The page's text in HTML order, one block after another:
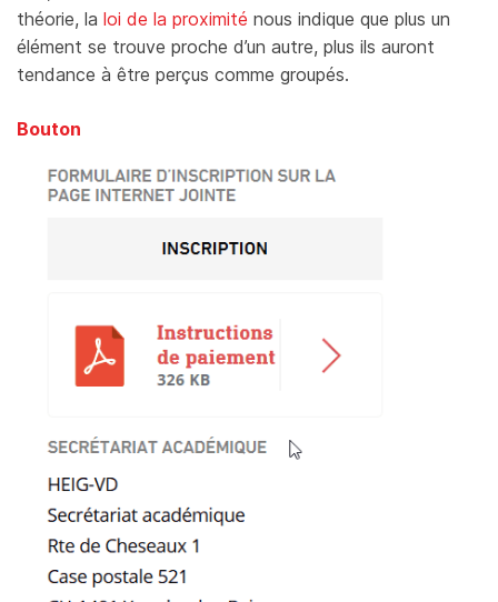
théorie, la loi de la proximité nous indique que plus un
élément se trouve proche d’un autre, plus ils auront
tendance à être perçus comme groupés.
Bouton